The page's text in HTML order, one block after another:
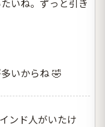
いからね 🤣
ンド人がいたけ